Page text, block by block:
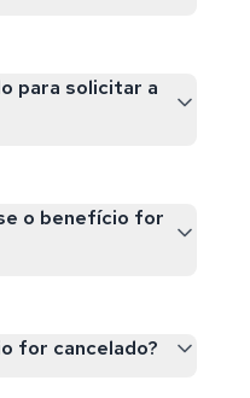
para solicitar a
o benefício for
for cancelado?